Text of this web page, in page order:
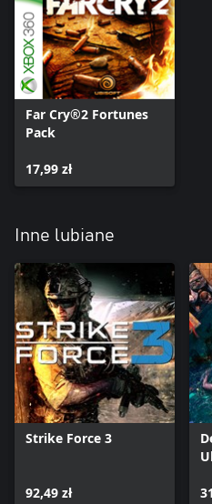
Far Cry®2 Fortunes
Pack
17,99 zł
Inne lubiane
Strike Force 3
92,49 zł